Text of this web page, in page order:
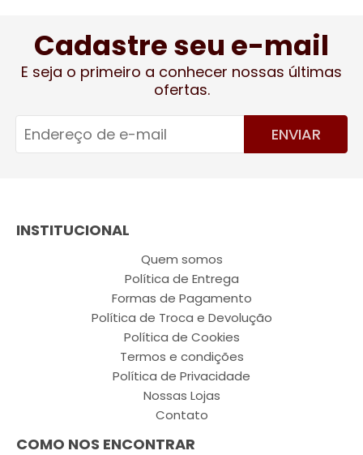
Cadastre seu e-mail
E seja o primeiro a conhecer nossas últimas
ofertas.
ENVIAR
INSTITUCIONAL
Quem somos
Política de Entrega
Formas de Pagamento
Política de Troca e Devolução
Política de Cookies
Termos e condições
Política de Privacidade
Nossas Lojas
Contato
COMO NOS ENCONTRAR